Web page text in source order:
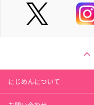
にじめんについて